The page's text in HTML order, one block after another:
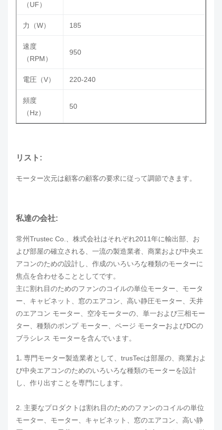
（UF）
力（W） 185
速度
（RPM）
950
電圧（V） 220-240
頻度
（Hz）
50
リスト:
モーター次元は顧客の顧客の要求に従って調節できます。
私達の会社:
常州Trustec Co.、株式会社はそれぞれ2011年に輸出部、お
よび部屋の確立される、一流の製造業者、商業および中央エ
アコンのための設計し、作成のいろいろな種類のモーターに
焦点を合わせることとしてです。
主に割れ目のためのファンのコイルの単位モーター、モータ
ー、キャビネット、窓のエアコン、高い静圧モーター、天井
のエアコン モーター、空冷モーターの、単一および三相モー
ター、種類のポンプ モーター、ページ モーターおよびDCの
ブラシレス モーターを含んでいます。
1. 専門モーター製造業者として、trusTecは部屋の、商業およ
び中央エアコンのためのいろいろな種類のモーターを設計
し、作り出すことを専門にします。
2. 主要なプロダクトは割れ目のためのファンのコイルの単位
モーター、モーター、キャビネット、窓のエアコン、高い静